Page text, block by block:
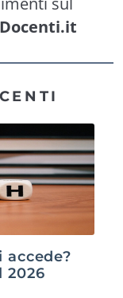
Docenti.it
accede?
2026